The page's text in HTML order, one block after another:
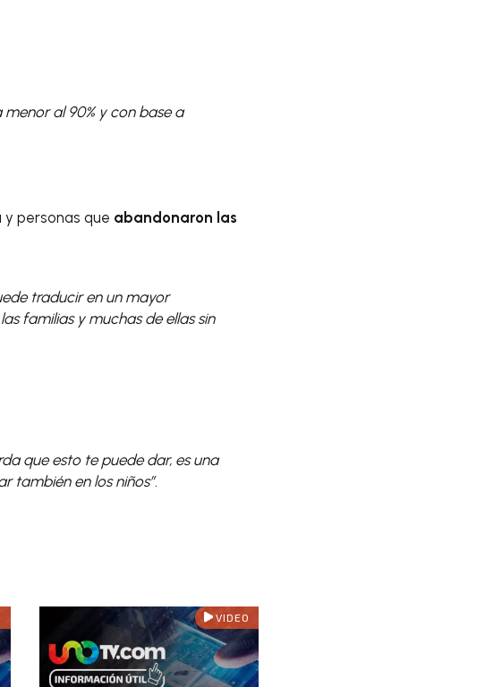
al 90% y con base a
y personas que abandonaron las
traducir en un mayor
familias y muchas de ellas sin
que esto te puede dar, es una
también en los niños”.
VIDEO